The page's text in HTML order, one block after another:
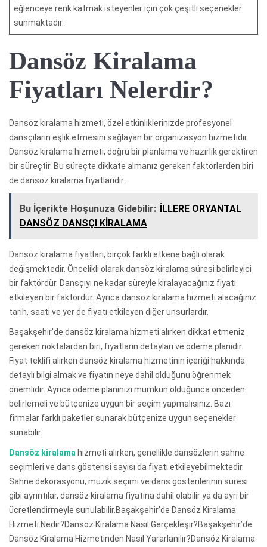
eğlenceye renk katmak isteyenler için çok çeşitli seçenekler
sunmaktadır.
Dansöz Kiralama
Fiyatları Nelerdir?
Dansöz kiralama hizmeti, özel etkinliklerinizde profesyonel
dansçıların eşlik etmesini sağlayan bir organizasyon hizmetidir.
Dansöz kiralama hizmeti, doğru bir planlama ve hazırlık gerektiren
bir süreçtir. Bu süreçte dikkate almanız gereken faktörlerden biri
de dansöz kiralama fiyatlarıdır.
Bu İçerikte Hoşunuza Gidebilir: İLLERE ORYANTAL
DANSÖZ DANSÇI KİRALAMA
Dansöz kiralama fiyatları, birçok farklı etkene bağlı olarak
değişmektedir. Öncelikli olarak dansöz kiralama süresi belirleyici
bir faktördür. Dansçıyı ne kadar süreyle kiralayacağınız fiyatı
etkileyen bir faktördür. Ayrıca dansöz kiralama hizmeti alacağınız
tarih, saati ve yer de fiyatı etkileyen diğer unsurlardır.
Başakşehir’de dansöz kiralama hizmeti alırken dikkat etmeniz
gereken noktalardan biri, fiyatların detayları ve ödeme planıdır.
Fiyat teklifi alırken dansöz kiralama hizmetinin içeriği hakkında
detaylı bilgi almak ve fiyatın neye dahil olduğunu öğrenmek
önemlidir. Ayrıca ödeme planınızı mümkün olduğunca önceden
belirlemeli ve bütçenize uygun bir seçim yapmalısınız. Bazı
firmalar farklı paketler sunarak bütçenize uygun seçenekler
sunabilir.
Dansöz kiralama hizmeti alırken, genellikle dansözlerin sahne
seçimleri ve dans gösterisi sayısı da fiyatı etkileyebilmektedir.
Sahne dekorasyonu, müzik seçimi ve dans gösterilerinin süresi
gibi ayrıntılar, dansöz kiralama fiyatına dahil olabilir ya da ayrı bir
ücretlendirmeyle sunulabilir.Başakşehir’de Dansöz Kiralama
Hizmeti Nedir?Dansöz Kiralama Nasıl Gerçekleşir?Başakşehir’de
Dansöz Kiralama Hizmetinden Nasıl Yararlanılır?Dansöz Kiralama